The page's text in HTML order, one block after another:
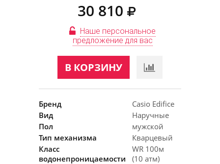
30 810
Наше персональное
предложение для вас
В КОРЗИНУ
Бренд
Casio Edifice
Вид
Наручные
Пол
мужской
Тип механизма
Кварцевый
Класс
водонепроницаемости
WR 100м
(10 атм)